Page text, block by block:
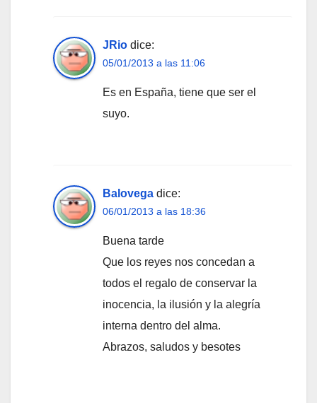
JRio dice:
05/01/2013 a las 11:06
Es en España, tiene que ser el
suyo.
Balovega dice:
06/01/2013 a las 18:36
Buena tarde
Que los reyes nos concedan a
todos el regalo de conservar la
inocencia, la ilusión y la alegría
interna dentro del alma.
Abrazos, saludos y besotes